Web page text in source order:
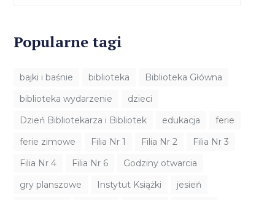
Popularne tagi
bajki i baśnie biblioteka
Biblioteka Główna
biblioteka wydarzenie
dzieci
Dzień Bibliotekarza i Bibliotek
edukacja
ferie
ferie zimowe
Filia Nr 1 Filia Nr 2
Filia Nr 3
Filia Nr 4
Filia Nr 6
Godziny otwarcia
gry planszowe
Instytut Książki
jesień